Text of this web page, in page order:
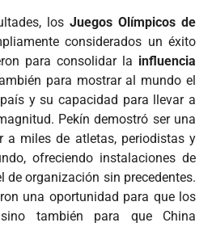
los Juegos Olímpicos de
considerados un éxito
para consolidar la influencia
para mostrar al mundo el
y su capacidad para llevar a
Pekín demostró ser una
a miles de atletas, periodistas y
ofreciendo instalaciones de
de organización sin precedentes.
una oportunidad para que los
también para que China